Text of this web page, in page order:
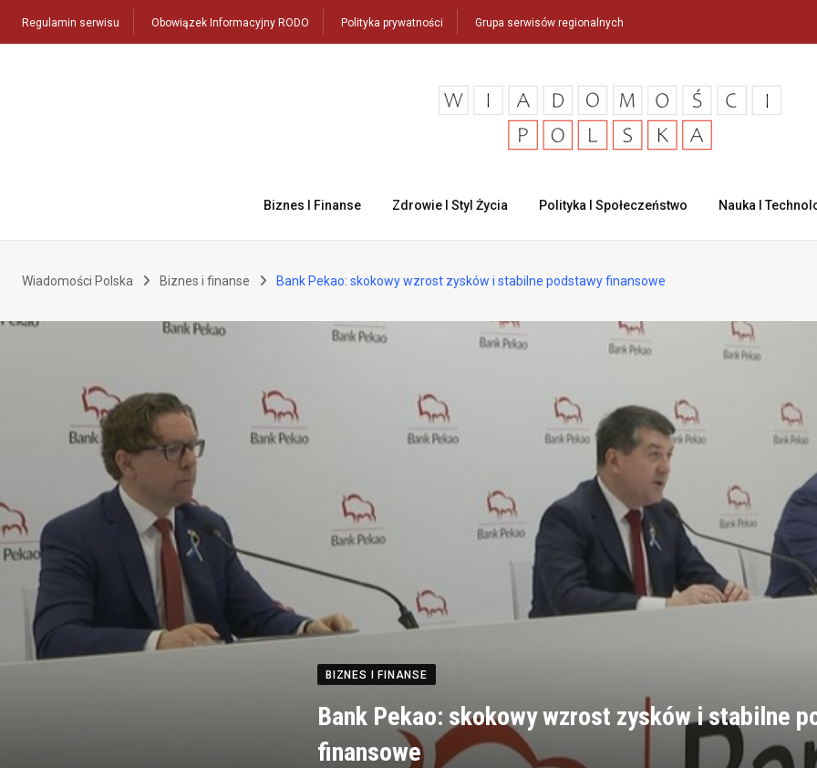
Regulamin serwisu Obowiązek Informacyjny RODO Polityka prywatności Grupa serwisów regionalnych
Biznes I Finanse Zdrowie I Styl Życia Polityka I Społeczeństwo Nauka I
Wiadomości Polska Biznes i finanse Bank Pekao: skokowy wzrost zysków i stabilne podstawy finansowe
BIZNES I FINANSE
Bank Pekao: skokowy wzrost zysków i stabilne
finansowe